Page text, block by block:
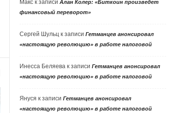
Макск записи Алан Колер: «Биткоин произведет
финансовый переворот»
Сергей Шульцк записи Гетманцев анонсировал
«настоящую революцию» в работе налоговой
Инесса Беляевак записи Гетманцев анонсировал
«настоящую революцию» в работе налоговой
Януся к записи Гетманцев анонсировал
«настоящую революцию» в работе налоговой